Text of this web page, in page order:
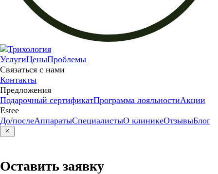
УслугиЦеныПроблемы
Связаться с нами
Контакты
Предложения
Подарочный сертификатПрограмма лояльностиАкции
Estee
До/послеАппаратыСпециалистыО клиникеОтзывыБлог
Оставить заявку